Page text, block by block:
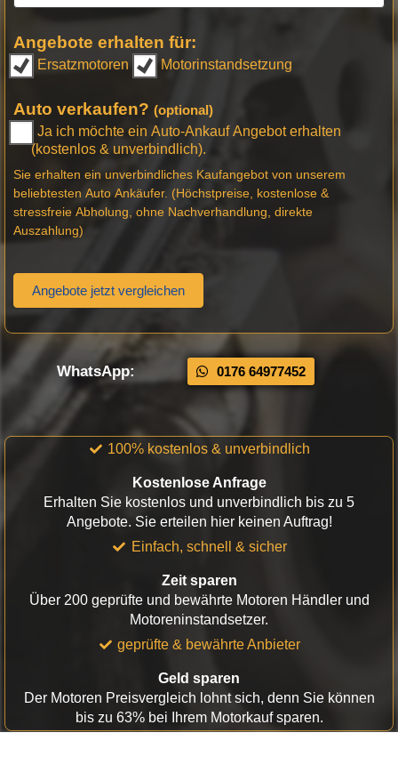
Angebote erhalten für:
Ersatzmotoren Motorinstandsetzung
Auto verkaufen? (optional)
Ja ich möchte ein Auto-Ankauf Angebot erhalten
(kostenlos & unverbindlich).
Sie erhalten ein unverbindliches Kaufangebot von unserem
beliebtesten Auto Ankäufer. (Höchstpreise, kostenlose &
stressfreie Abholung, ohne Nachverhandlung, direkte
Auszahlung)
Angebote jetzt vergleichen
WhatsApp: 0176 64977452
100% kostenlos & unverbindlich
Kostenlose Anfrage
Erhalten Sie kostenlos und unverbindlich bis zu 5
Angebote. Sie erteilen hier keinen Auftrag!
Einfach, schnell & sicher
Zeit sparen
Über 200 geprüfte und bewährte Motoren Händler und
Motoreninstandsetzer.
geprüfte & bewährte Anbieter
Geld sparen
Der Motoren Preisvergleich lohnt sich, denn Sie können
bis zu 63% bei Ihrem Motorkauf sparen.